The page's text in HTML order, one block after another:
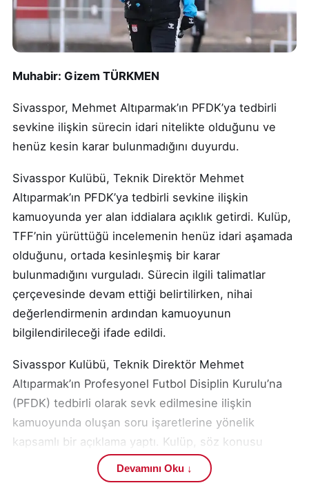
Muhabir: Gizem TÜRKMEN
Sivasspor, Mehmet Altıparmak’ın PFDK’ya tedbirli
sevkine ilişkin sürecin idari nitelikte olduğunu ve
henüz kesin karar bulunmadığını duyurdu.
Sivasspor Kulübü, Teknik Direktör Mehmet
Altıparmak’ın PFDK’ya tedbirli sevkine ilişkin
kamuoyunda yer alan iddialara açıklık getirdi. Kulüp,
TFF’nin yürüttüğü incelemenin henüz idari aşamada
olduğunu, ortada kesinleşmiş bir karar
bulunmadığını vurguladı. Sürecin ilgili talimatlar
çerçevesinde devam ettiği belirtilirken, nihai
değerlendirmenin ardından kamuoyunun
bilgilendirileceği ifade edildi.
Sivasspor Kulübü, Teknik Direktör Mehmet
Altıparmak’ın Profesyonel Futbol Disiplin Kurulu’na
(PFDK) tedbirli olarak sevk edilmesine ilişkin
kamuoyunda oluşan soru işaretlerine yönelik
kapsamlı bir açıklama yaptı. Kulüp, söz konusu
sürecin idari bir inceleme kapsamında
yürütüldüğünü ve henüz bağlayıcı ya da kesinleşmiş
Devamını Oku ↓